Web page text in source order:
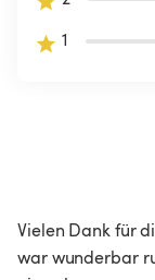
1
Vielen Dank für
war wunderbar